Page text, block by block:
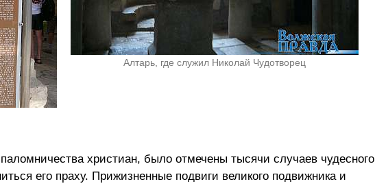
Алтарь, где служил Николай Чудотворец
христиан, было отмечены тысячи случаев чудесного
его праху. Прижизненные подвиги великого подвижника и